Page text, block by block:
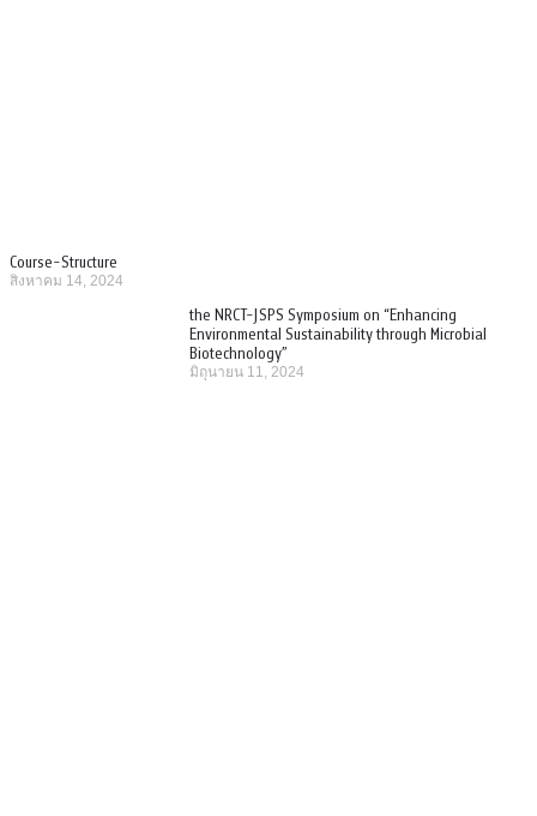
Course-Structure
สิงหาคม 14, 2024
the NRCT-JSPS Symposium on “Enhancing
Environmental Sustainability through Microbial
Biotechnology”
มิถุนายน 11, 2024